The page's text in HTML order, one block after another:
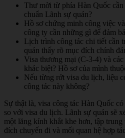
Thư mời từ phía Hàn Quốc
chuẩn Lãnh sự quán?
Hồ sơ chứng minh công việc
công ty cần những gì để đảm
Lịch trình công tác chi tiết cần
quán thấy rõ mục đích chính
Visa thương mại (C-3-4) và
khác biệt? Hồ sơ của mình
Nếu từng rớt visa du lịch, liệu
công tác này không?
Sự thật là, visa công tác Hàn Quốc
so với visa du lịch. Lãnh sự quán sẽ
một lăng kính khắt khe hơn, tập
đích chuyến đi và mối quan hệ hợp